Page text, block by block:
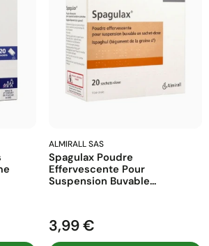
ALMIRALL SAS
Spagulax Poudre
Effervescente Pour
Suspension Buvable...
Prix
3,99 €